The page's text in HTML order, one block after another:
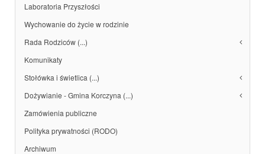
Laboratoria Przyszłości
Wychowanie do życie w rodzinie
Rada Rodziców (...)
Komunikaty
Stołówka i świetlica (...)
Dożywianie - Gmina Korczyna (...)
Zamówienia publiczne
Polityka prywatności (RODO)
Archiwum